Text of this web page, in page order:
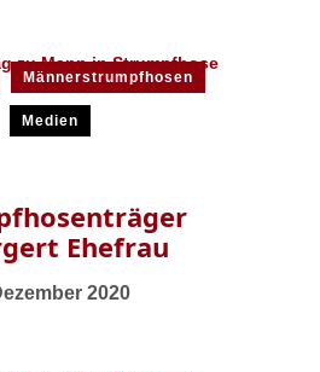
Männerstrumpfhosen
Medien
Ehefrau
2020